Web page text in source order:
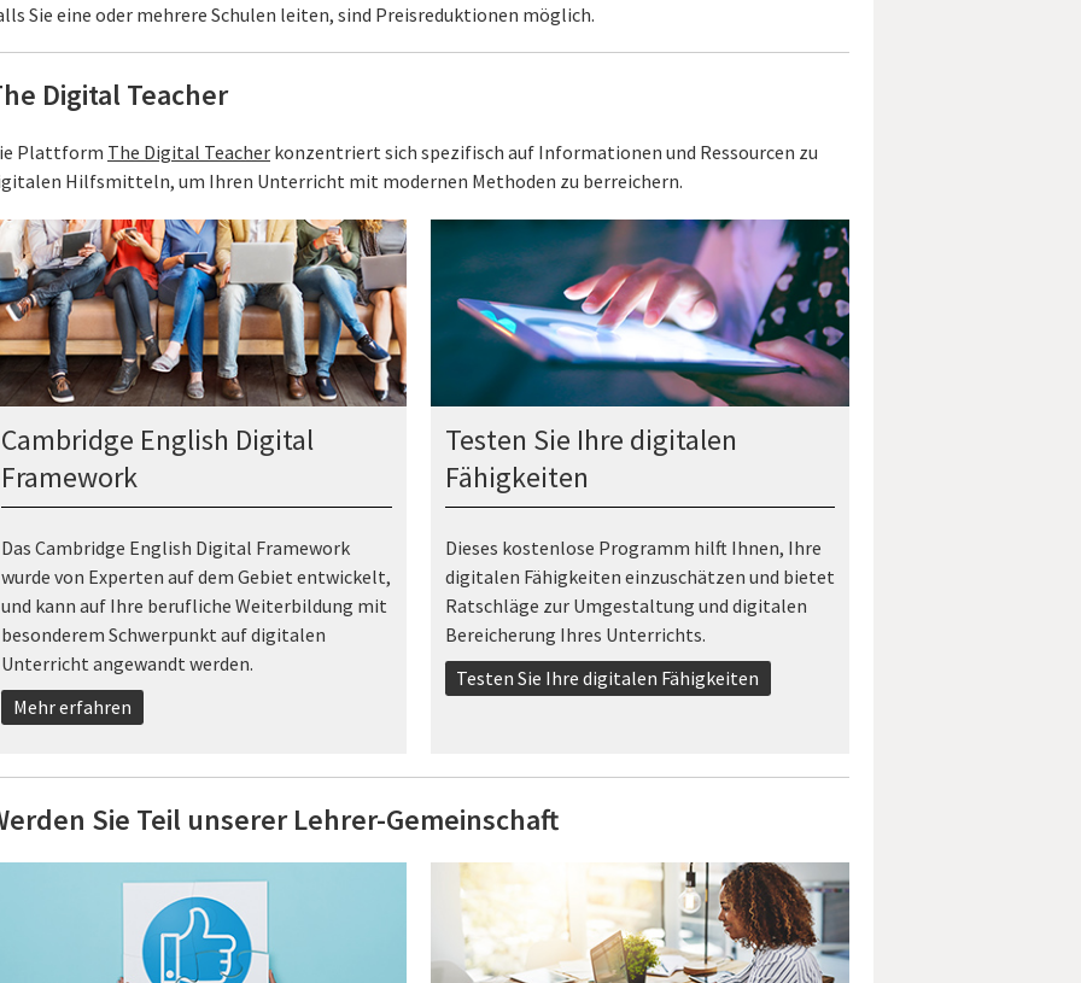
Sie eine oder mehrere Schulen leiten, sind Preisreduktionen möglich.
Digital Teacher
Plattform The Digital Teacher konzentriert sich spezifisch auf Informationen und Ressourcen zu
Hilfsmitteln, um Ihren Unterricht mit modernen Methoden zu berreichern.
Cambridge English Digital
Framework
Das Cambridge English Digital Framework
wurde von Experten auf dem Gebiet entwickelt,
und kann auf Ihre berufliche Weiterbildung mit
besonderem Schwerpunkt auf digitalen
Unterricht angewandt werden.
Mehr erfahren
Testen Sie Ihre digitalen
Fähigkeiten
Dieses kostenlose Programm hilft Ihnen, Ihre
digitalen Fähigkeiten einzuschätzen und bietet
Ratschläge zur Umgestaltung und digitalen
Bereicherung Ihres Unterrichts.
Testen Sie Ihre digitalen Fähigkeiten
Sie Teil unserer Lehrer-Gemeinschaft